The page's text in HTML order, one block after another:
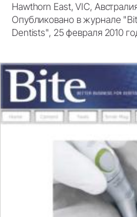
Hawthorn East, VIC,
Опубликовано в журнале
Dentists", 25 февраля 2010